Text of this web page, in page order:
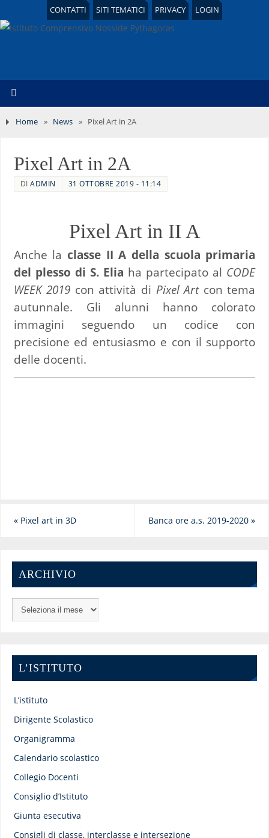
CONTATTI SITI TEMATICI PRIVACY LOGIN
Home » News » Pixel Art in 2A
Pixel Art in 2A
DIADMIN 31 OTTOBRE 2019 - 11:14
Pixel Art in II A
Anche la classe II A della scuola primaria
del plesso di S. Elia ha partecipato al CODE
WEEK 2019 con attività di Pixel Artcon tema
autunnale. Gli alunni hanno colorato
immagini seguendo un codice con
precisione ed entusiasmo e con il supporto
delle docenti.
«Pixel art in 3D Banca ore a.s. 2019-2020»
ARCHIVIO
L’ISTITUTO
L’istituto
Dirigente Scolastico
Organigramma
Calendario scolastico
Collegio Docenti
Consiglio d’Istituto
Giunta esecutiva
Consigli di classe, interclasse e intersezione